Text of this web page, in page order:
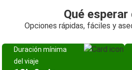
Qué
Opciones rápidas, fáciles y
Duración mínima
del viaje